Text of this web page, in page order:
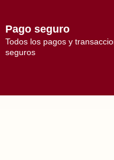
Pago seguro
Todos los pagos y
seguros